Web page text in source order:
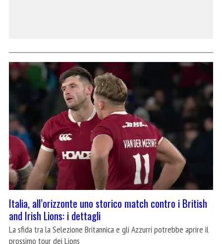
Italia, all’orizzonte uno storico match contro i British
and Irish Lions: i dettagli
La sfida tra la Selezione Britannica e gli Azzurri potrebbe aprire il
prossimo tour dei Lions